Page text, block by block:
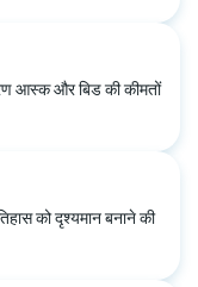
आस्क और बिड की कीमतों
को दृश्यमान बनाने की